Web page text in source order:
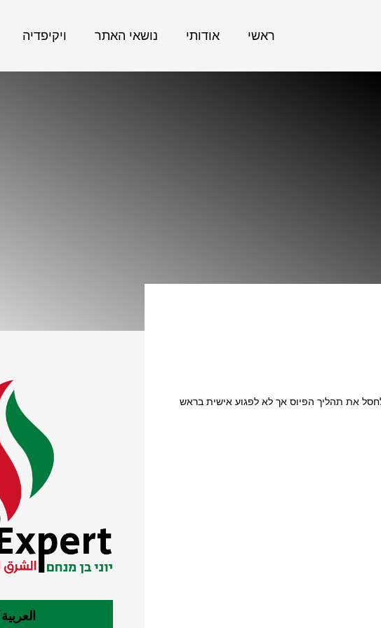
ראשי אודותי נושאי האתר ויקיפדיה
את תהליך הפיוס אך לא לפגוע אישית בראש
العربية